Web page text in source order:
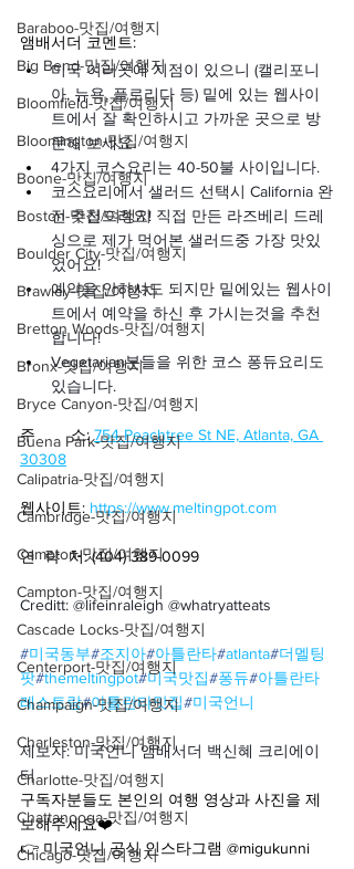
Baraboo-맛집/여행지
Big Bend-맛집/여행지
Bloomfield-맛집/여행지
Bloomington-맛집/여행지
Boone-맛집/여행지
Boston-맛집/여행지
Boulder City-맛집/여행지
Brawley-맛집/여행지
Bretton Woods-맛집/여행지
Bronx-맛집/여행지
Bryce Canyon-맛집/여행지
Buena Park-맛집/여행지
Calipatria-맛집/여행지
Cambridge-맛집/여행지
Campton-맛집/여행지
Campton-맛집/여행지
Cascade Locks-맛집/여행지
Centerport-맛집/여행지
Champaign-맛집/여행지
Charleston-맛집/여행지
Charlotte-맛집/여행지
Chattanooga-맛집/여행지
Chicago-맛집/여행지
앰배서더 코멘트:
미국 여러곳에 지점이 있으니 (캘리포니
아, 뉴욕, 플로리다 등) 밑에 있는 웹사이
트에서 잘 확인하시고 가까운 곳으로 방
문해 보세요.
4가지 코스요리는 40-50불 사이입니다.
코스요리에서 샐러드 선택시 California 완
전 추천드려요! 직접 만든 라즈베리 드레
싱으로 제가 먹어본 샐러드중 가장 맛있
었어요!
예약을 안하셔도 되지만 밑에있는 웹사이
트에서 예약을 하신 후 가시는것을 추천
합니다!
Vegetarian분들을 위한 코스 퐁듀요리도
있습니다.
주        소: 754 Peachtree St NE, Atlanta, GA
30308
웹사이트: https://www.meltingpot.com
연  락  처: (404) 389-0099
Creditt: @lifeinraleigh @whatryatteats
#미국동부#조지아#아틀란타#atlanta#더멜팅
팟#themeltingpot#미국맛집#퐁듀#아틀란타
레스토랑#아틀란타맛집#미국언니
제보자: 미국언니 앰배서더 백신혜 크리에이
터
구독자분들도 본인의 여행 영상과 사진을 제
보해주세요❤️
👉 미국언니 공식 인스타그램 @migukunni